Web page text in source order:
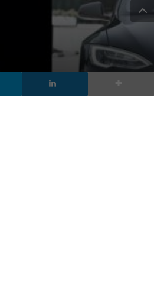
come